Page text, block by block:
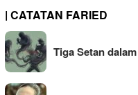
| CATATAN FARIED
Tiga Setan